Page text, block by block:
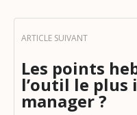
Les points
l’outil le
manager ?